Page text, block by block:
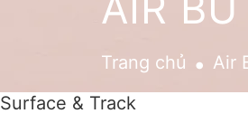
Trang chủ . Air
Surface & Track